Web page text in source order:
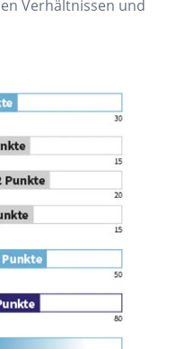
Verhältnissen und